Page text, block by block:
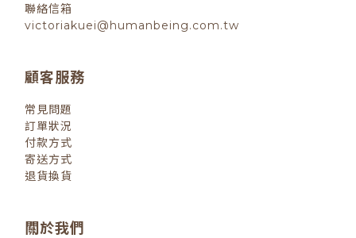
聯絡信箱
victoriakuei@humanbeing.com.tw
顧客服務
常見問題
訂單狀況
付款方式
寄送方式
退貨換貨
關於我們